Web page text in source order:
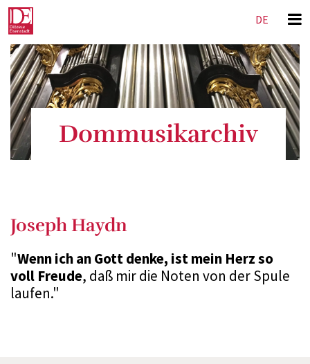
DE
EN
Dommusikarchiv
Joseph Haydn
"Wenn ich an Gott denke, ist mein Herz so
voll Freude, daß mir die Noten von der Spule
laufen."